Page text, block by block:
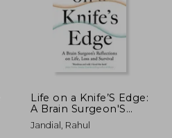
45%
Life on a Knife’S Edge:
A Brain Surgeon'S
Reflections on Life,
Loss and Survival (en
Jandial, Rahul